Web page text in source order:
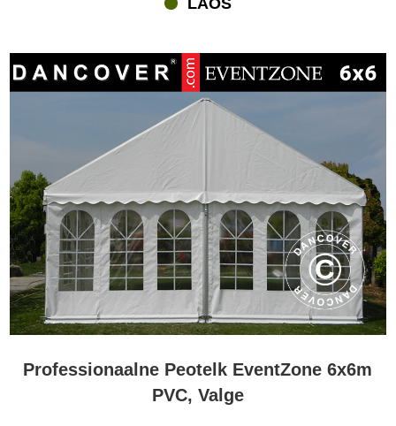
rendifirmadele, mis juba teavad kõike, mis on teda
kõrgekvaliteedilistest peotelkidest. Kas teil on küsimusi materjalide,
sertifikaatide, suuruste või muu kohta, palun helistage meie
Ekspertidele? Nad aitavad teid enne, pärast ning ostu ajal. Võite
saada nõuandeid ja juhendamist e-maili, Skype’i ja Chati teel.
Leiad kogu kontaktinformatsiooni flextents.com lehelt.
Professionaalne Peotelk EventZone 6x6m
PVC, Valge